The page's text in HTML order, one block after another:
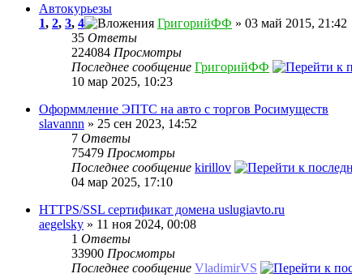
Автокурьезы
1, 2, 3, 4 ГригорийФФ » 03 май 2015, 21:42
35 Ответы
224084 Просмотры
Последнее сообщение ГригорийФФ
10 мар 2025, 10:23
Оформмление ЭПТС на авто с торгов Росимуществ
slavannn » 25 сен 2023, 14:52
7 Ответы
75479 Просмотры
Последнее сообщение kirillov
04 мар 2025, 17:10
HTTPS/SSL сертификат домена uslugiavto.ru
aegelsky » 11 ноя 2024, 00:08
1 Ответы
33900 Просмотры
Последнее сообщение VladimirVS